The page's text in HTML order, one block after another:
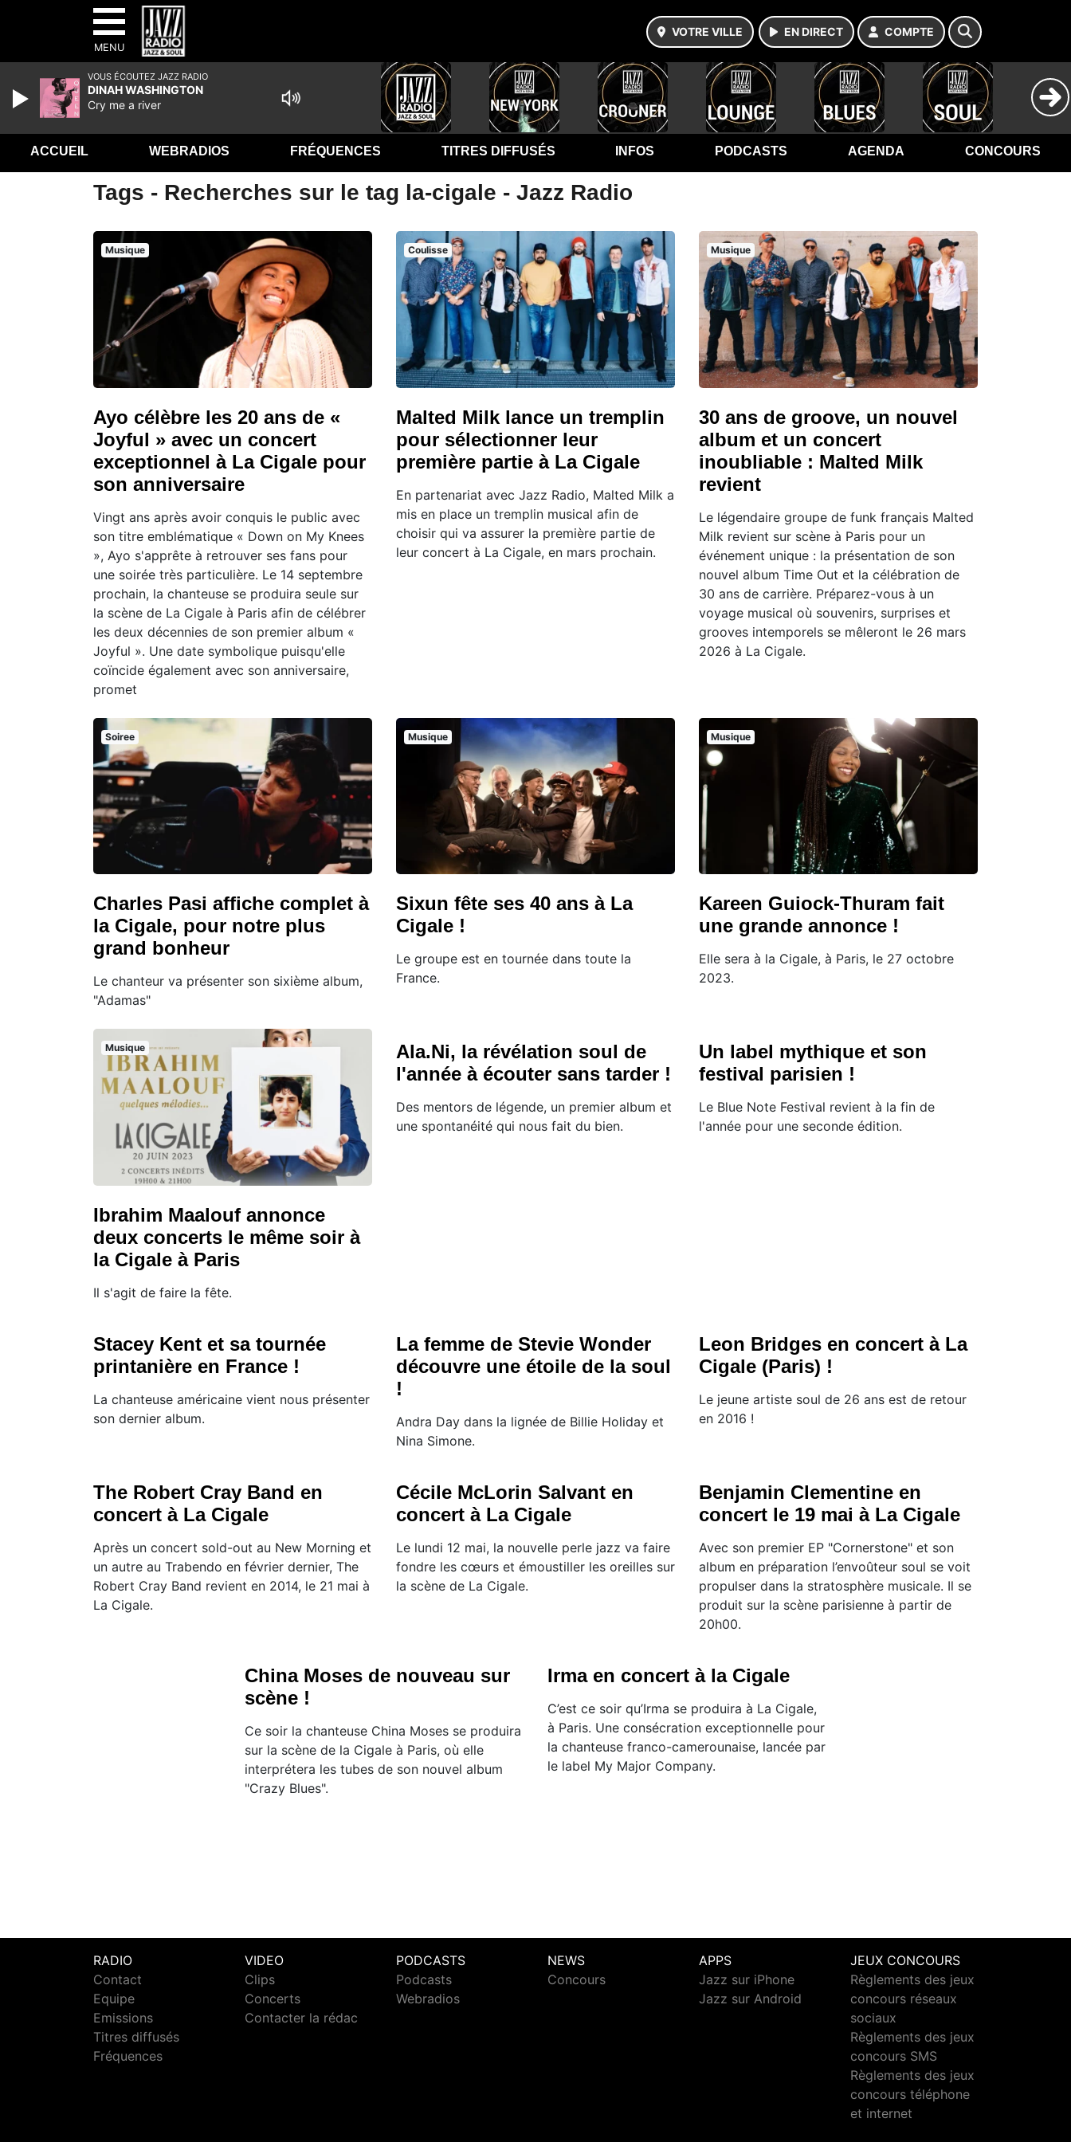
MENU
VOTRE VILLE EN DIRECT COMPTE
ACCUEIL WEBRADIOS FRÉQUENCES TITRES DIFFUSÉS INFOS PODCASTS AGENDA CONCOURS
Tags - Recherches sur le tag la-cigale - Jazz Radio
Musique
Ayo célèbre les 20 ans de «
Joyful » avec un concert
exceptionnel à La Cigale pour
son anniversaire
Vingt ans après avoir conquis le public avec
son titre emblématique « Down on My Knees
», Ayo s'apprête à retrouver ses fans pour
une soirée très particulière. Le 14 septembre
prochain, la chanteuse se produira seule sur
la scène de La Cigale à Paris afin de célébrer
les deux décennies de son premier album «
Joyful ». Une date symbolique puisqu'elle
coïncide également avec son anniversaire,
promet
Coulisse
Malted Milk lance un tremplin
pour sélectionner leur
première partie à La Cigale
En partenariat avec Jazz Radio, Malted Milk a
mis en place un tremplin musical afin de
choisir qui va assurer la première partie de
leur concert à La Cigale, en mars prochain.
Musique
30 ans de groove, un nouvel
album et un concert
inoubliable : Malted Milk
revient
Le légendaire groupe de funk français Malted
Milk revient sur scène à Paris pour un
événement unique : la présentation de son
nouvel album Time Out et la célébration de
30 ans de carrière. Préparez-vous à un
voyage musical où souvenirs, surprises et
grooves intemporels se mêleront le 26 mars
2026 à La Cigale.
Soiree
Charles Pasi affiche complet à
la Cigale, pour notre plus
grand bonheur
Le chanteur va présenter son sixième album,
"Adamas"
Musique
Sixun fête ses 40 ans à La
Cigale !
Le groupe est en tournée dans toute la
France.
Musique
Kareen Guiock-Thuram fait
une grande annonce !
Elle sera à la Cigale, à Paris, le 27 octobre
2023.
Musique
Ibrahim Maalouf annonce
deux concerts le même soir à
la Cigale à Paris
Il s'agit de faire la fête.
Ala.Ni, la révélation soul de
l'année à écouter sans tarder !
Des mentors de légende, un premier album et
une spontanéité qui nous fait du bien.
Un label mythique et son
festival parisien !
Le Blue Note Festival revient à la fin de
l'année pour une seconde édition.
Stacey Kent et sa tournée
printanière en France !
La chanteuse américaine vient nous présenter
son dernier album.
La femme de Stevie Wonder
découvre une étoile de la soul
!
Andra Day dans la lignée de Billie Holiday et
Nina Simone.
Leon Bridges en concert à La
Cigale (Paris) !
Le jeune artiste soul de 26 ans est de retour
en 2016 !
The Robert Cray Band en
concert à La Cigale
Après un concert sold-out au New Morning et
un autre au Trabendo en février dernier, The
Robert Cray Band revient en 2014, le 21 mai à
La Cigale.
Cécile McLorin Salvant en
concert à La Cigale
Le lundi 12 mai, la nouvelle perle jazz va faire
fondre les cœurs et émoustiller les oreilles sur
la scène de La Cigale.
Benjamin Clementine en
concert le 19 mai à La Cigale
Avec son premier EP "Cornerstone" et son
album en préparation l’envoûteur soul se voit
propulser dans la stratosphère musicale. Il se
produit sur la scène parisienne à partir de
20h00.
China Moses de nouveau sur
scène !
Ce soir la chanteuse China Moses se produira
sur la scène de la Cigale à Paris, où elle
interprétera les tubes de son nouvel album
"Crazy Blues".
Irma en concert à la Cigale
C’est ce soir qu’Irma se produira à La Cigale,
à Paris. Une consécration exceptionnelle pour
la chanteuse franco-camerounaise, lancée par
le label My Major Company.
RADIO
Contact
Equipe
Emissions
Titres diffusés
Fréquences
VIDEO
Clips
Concerts
Contacter la rédac
PODCASTS
Podcasts
Webradios
NEWS
Concours
APPS
Jazz sur iPhone
Jazz sur Android
JEUX CONCOURS
Règlements des jeux
concours réseaux
sociaux
Règlements des jeux
concours SMS
Règlements des jeux
concours téléphone
et internet
VOUS ÉCOUTEZ JAZZ RADIO
DINAH WASHINGTON
Cry me a river